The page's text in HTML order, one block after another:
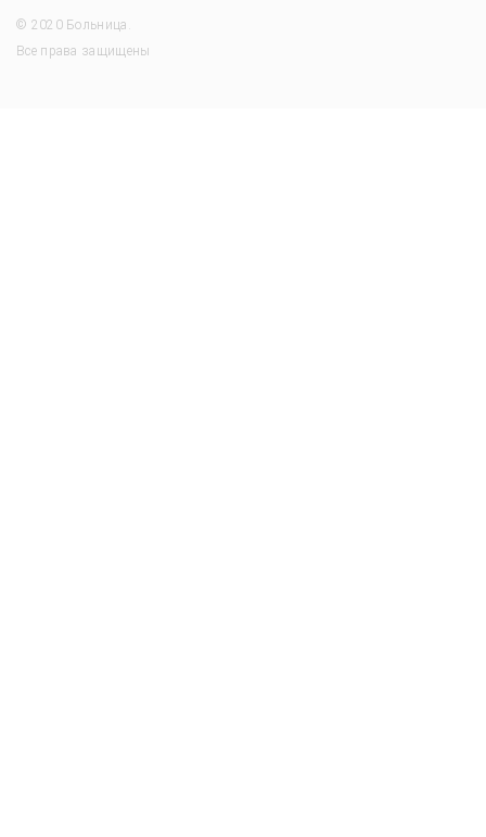
© 2020 Больница.
Все права защищены